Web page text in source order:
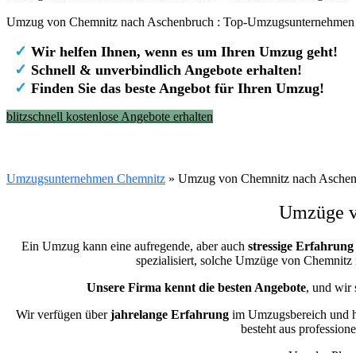
Umzug von Chemnitz nach Aschenbruch : Top-
✓ Wir helfen Ihnen, wenn es um Ihren Umzug geht!
✓ Schnell & unverbindlich Angebote erhalten!
✓ Finden Sie das beste Angebot für Ihren Umzug!
blitzschnell kostenlose Angebote erhalten
Umzugsunternehmen Chemnitz » Umzug von Chemnitz nach
Umzüge
Ein Umzug kann eine aufregende, aber auch stressige Erfahrung
spezialisiert, solche Umzüge von
Unsere Firma kennt die besten Angebote, und wir
Wir verfügen überjahrelange Erfahrung im Umzugsbereich und
besteht aus